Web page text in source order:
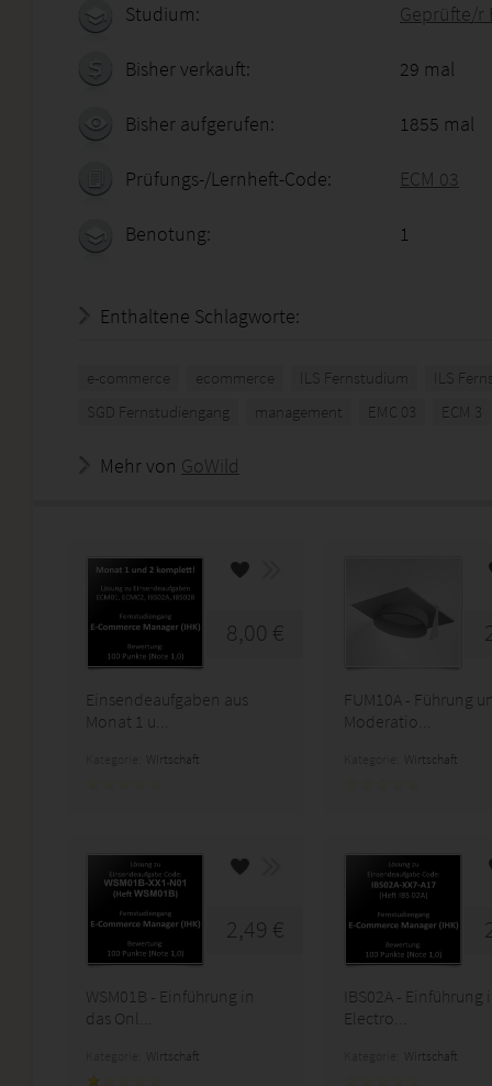
Studium: Geprüfte/r
Bisher verkauft: 29 mal
Bisher aufgerufen: 1855 mal
Prüfungs-/Lernheft-Code: ECM 03
Benotung: 1
Enthaltene Schlagworte:
e-commerce ecommerce ILS Fernstudium
ILS
SGD Fernstudiengang
management EMC 03 ECM 3
Mehr von GoWild
8,00 €
Einsendeaufgaben aus
Monat 1 u...
Wirtschaft
FUM10A - Führung
Moderatio...
Wirtschaft
2,49 €
WSM01B - Einführung in
das Onl...
Wirtschaft
IBS02A - Einführung
Electro...
Wirtschaft